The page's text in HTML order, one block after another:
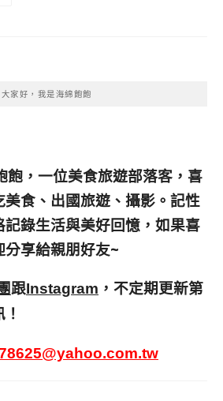
大家好，我是海綿飽飽
，一位美食旅遊部落客， 喜
食、出國旅遊、攝影。 記性
錄生活與美好回憶， 如果喜
享給親朋好友~
跟Instagram ，不定期更新第